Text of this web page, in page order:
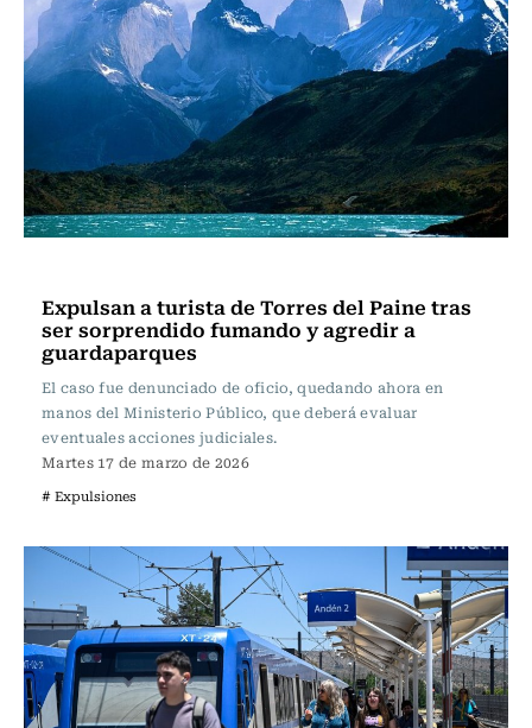
Expulsan a turista de Torres del Paine tras
ser sorprendido fumando y agredir a
guardaparques
El caso fue denunciado de oficio, quedando ahora en
manos del Ministerio Público, que deberá evaluar
eventuales acciones judiciales.
Martes 17 de marzo de 2026
# Expulsiones